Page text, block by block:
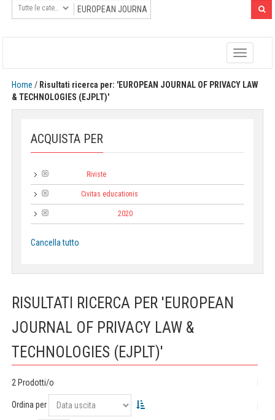
Toggle
navigation
Home / Risultati ricerca per: 'EUROPEAN JOURNAL OF PRIVACY LAW
& TECHNOLOGIES (EJPLT)'
ACQUISTA PER
Riviste
Civitas educationis
2020
Cancella tutto
RISULTATI RICERCA PER 'EUROPEAN
JOURNAL OF PRIVACY LAW &
TECHNOLOGIES (EJPLT)'
2 Prodotti/o
Ordina per